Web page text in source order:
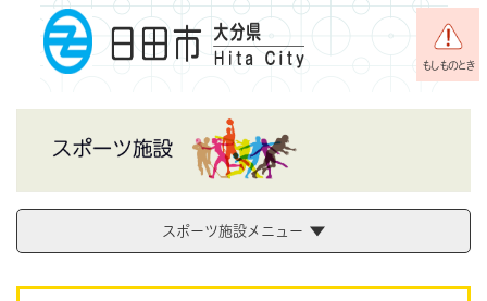
メニューを飛ばして本文へ
もしものとき
スポーツ施設メニュー